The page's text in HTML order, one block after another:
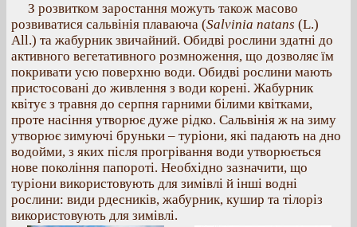
З розвитком заростання можуть також масово
розвиватися сальвінія плаваюча (Salvinia natans (L.)
All.) та жабурник звичайний. Обидві рослини здатні до
активного вегетативного розмноження, що дозволяє їм
покривати усю поверхню води. Обидві рослини мають
пристосовані до живлення з води корені. Жабурник
квітує з травня до серпня гарними білими квітками,
проте насіння утворює дуже рідко. Сальвінія ж на зиму
утворює зимуючі бруньки – туріони, які падають на дно
водойми, з яких після прогрівання води утворюється
нове покоління папороті. Необхідно зазначити, що
туріони використовують для зимівлі й інші водні
рослини: види рдесників, жабурник, кушир та тілоріз
використовують для зимівлі.